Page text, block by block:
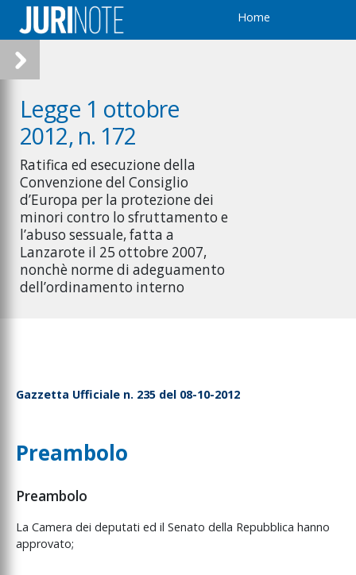
Home
Legge 1 ottobre
2012, n. 172
Ratifica ed esecuzione della
Convenzione del Consiglio
d’Europa per la protezione dei
minori contro lo sfruttamento e
l’abuso sessuale, fatta a
Lanzarote il 25 ottobre 2007,
nonchè norme di adeguamento
dell’ordinamento interno
Gazzetta Ufficiale n. 235 del 08-10-2012
Preambolo
Preambolo
La Camera dei deputati ed il Senato della Repubblica hanno
approvato;